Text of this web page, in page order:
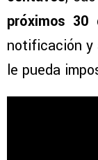
próximos 30
notificación y
le pueda